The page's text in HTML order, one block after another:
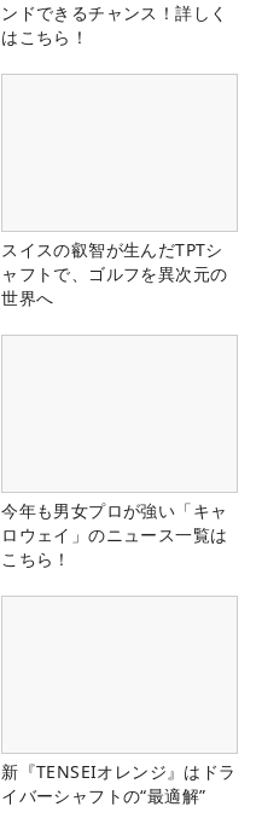
ンドできるチャンス！詳しく
はこちら！
スイスの叡智が生んだTPTシ
ャフトで、ゴルフを異次元の
世界へ
今年も男女プロが強い「キャ
ロウェイ」のニュース一覧は
こちら！
新『TENSEIオレンジ』はドラ
イバーシャフトの“最適解”